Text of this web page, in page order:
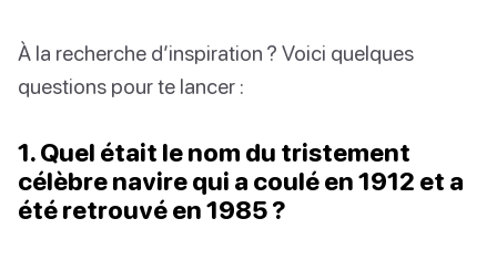
À la recherche d’inspiration ? Voici quelques
questions pour te lancer :
1. Quel était le nom du tristement
célèbre navire qui a coulé en 1912 et a
été retrouvé en 1985 ?